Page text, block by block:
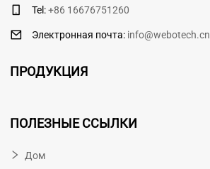
Tel: +86 16676751260
Электронная почта: info@webotech.cn
ПРОДУКЦИЯ
ПОЛЕЗНЫЕ ССЫЛКИ
Дом